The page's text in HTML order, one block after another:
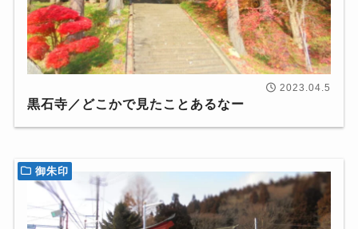
2023.04.5
黒石寺／どこかで見たことあるなー
御朱印